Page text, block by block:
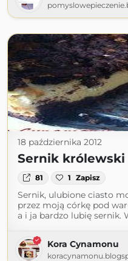
18 października 2012
Sernik królewski
81 1 Zapisz
Sernik, ulubione ciasto
przez moją córkę pod
a i ja bardzo lubię sernik.
Kora Cynamonu